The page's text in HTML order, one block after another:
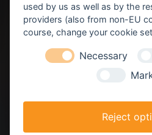
Cookie-Einstellungen ändern
Heisenbergstraße 1,
used by us as well as by the
providers (also from non-EU
course, change your cookie
Necessary
Reject